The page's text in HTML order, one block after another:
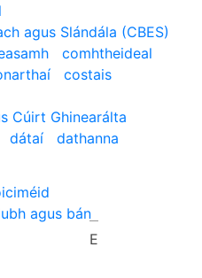
agus Slándála (CBES)
comhtheideal
costais
Cúirt Ghinearálta
dátaí dathanna
agus bán
E